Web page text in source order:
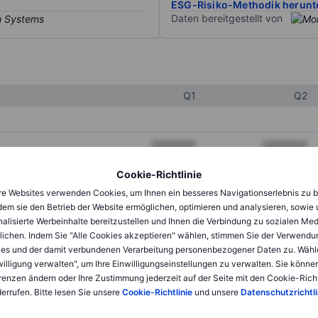
Cookie-Richtlinie
Websites verwenden Cookies, um Ihnen ein besseres Navigationserlebnis zu
sie den Betrieb der Website ermöglichen, optimieren und analysieren, sowie
Werbeinhalte bereitzustellen und Ihnen die Verbindung zu sozialen
Indem Sie "Alle Cookies akzeptieren" wählen, stimmen Sie der
und der damit verbundenen Verarbeitung personenbezogener Daten zu.
verwalten", um Ihre Einwilligungseinstellungen zu verwalten. Sie
ändern oder Ihre Zustimmung jederzeit auf der Seite mit den Cookie-
Bitte lesen Sie unsere Cookie-Richtlinieund unsere
ESG-Risiko-Methodik
Daten bereitgestellt von
Q1 Q2
XXXXXXX XXXXXXX
XXXXXXX
XXXXXXX XXXXXXX
XXXXXXX XXXXXXX
XXXXXXX XXXXXXX